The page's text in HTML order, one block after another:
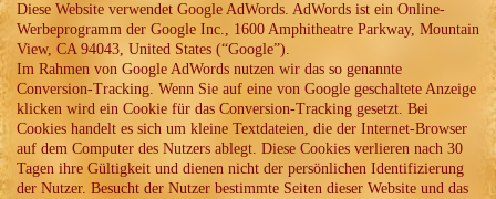
Diese Website verwendet Google AdWords. AdWords ist ein Online-
Werbeprogramm der Google Inc., 1600 Amphitheatre Parkway, Mountain
View, CA 94043, United States (“Google”).
Im Rahmen von Google AdWords nutzen wir das so genannte
Conversion-Tracking. Wenn Sie auf eine von Google geschaltete Anzeige
klicken wird ein Cookie für das Conversion-Tracking gesetzt. Bei
Cookies handelt es sich um kleine Textdateien, die der Internet-Browser
auf dem Computer des Nutzers ablegt. Diese Cookies verlieren nach 30
Tagen ihre Gültigkeit und dienen nicht der persönlichen Identifizierung
der Nutzer. Besucht der Nutzer bestimmte Seiten dieser Website und das